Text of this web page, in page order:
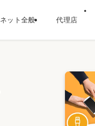
ネット全般 代理店